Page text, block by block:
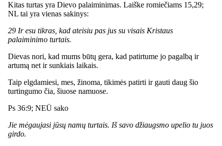
Kitas turtas yra Dievo palaiminimas. Laiške romiečiams 15,29;
NL tai yra vienas sakinys:
29 Ir esu tikras, kad ateisiu pas jus su visais Kristaus
palaiminimo turtais.
Dievas nori, kad mums būtų gera, kad patirtume jo pagalbą ir
artumą net ir sunkiais laikais.
Taip elgdamiesi, mes, žinoma, tikimės patirti ir gauti daug šio
turtingumo čia, šiuose namuose.
Ps 36:9; NEÜ sako
Jie mėgaujasi jūsų namų turtais. Iš savo džiaugsmo upelio tu juos
girdo.